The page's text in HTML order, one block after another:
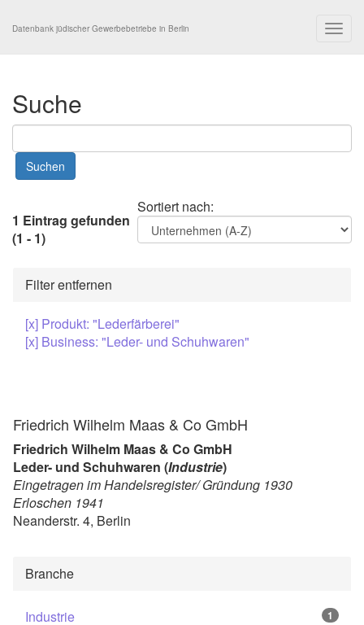
Datenbank jüdischer Gewerbebetriebe in Berlin
Suche
Sortiert nach:
1 Eintrag gefunden
(1 - 1)
Filter entfernen
[x] Produkt: "Lederfärberei"
[x] Business: "Leder- und Schuhwaren"
Friedrich Wilhelm Maas & Co GmbH
Friedrich Wilhelm Maas & Co GmbH
Leder- und Schuhwaren (Industrie)
Eingetragen im Handelsregister/ Gründung 1930
Erloschen 1941
Neanderstr. 4, Berlin
Branche
Industrie 1